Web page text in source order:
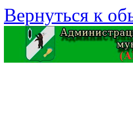
Вернуться к